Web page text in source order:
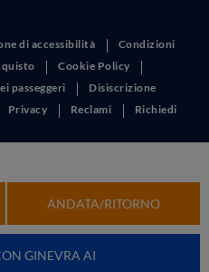
ANDATA/RITORNO
GINEVRA AI
di accessibilità
Condizioni
Cookie Policy
passeggeri
Disiscrizione
Privacy Reclami
Richiedi
and the Google